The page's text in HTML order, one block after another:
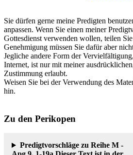
Sie dürfen gerne meine Predigten
anpassen. Wenn Sie einen meiner
Gottesdienst verwenden wollen, teilen
Genehmigung müssen Sie dafür aber
Jegliche andere Form der
Internet, ist nur mit meiner
Zustimmung erlaubt.
Weisen Sie bei der Verwendung des
hin.
Zu den Perikopen
Predigtvorschläge zu Reihe M -